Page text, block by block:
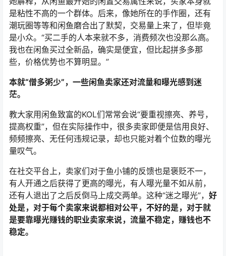
是粘性不高的一个群体。后来，像她所在的手作圈，还有
潮玩圈等等和闲鱼磨合出了默契，交易量上来了，但毕竟
是小众。“买二手的人本来就不多，消费频次也没那么高。
我也在闲鱼买过全新品，确实是便宜，但比起拼多多那
些，价格优势也不算明显。”
本就“僧多粥少”，一些闲鱼卖家还对流量和曝光感到迷
茫。
教大家用闲鱼致富的KOL们常常会说“要重视擦亮、养号，
提高权重”，但在实际操作中，很多卖家即便是信用良好、
频频擦亮、无任何违规记录，却也只能对着个位数的曝光
量叹气。
在社交平台上，卖家们对于鱼小铺的反馈也是褒贬不一，
有人开通之后获得了更高的曝光，有人曝光量不如从前，
还有人退出了之后反倒马上成交两单。这种“迷之曝光”， 好
处是，对于每个卖家来说都相对公平，不好的是，对于就
是要靠曝光赚钱的职业卖家来说，流量不稳定，赚钱也不
稳定。